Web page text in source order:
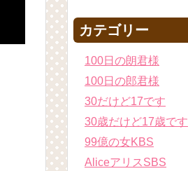
カテゴリー
100日の朗君様
100日の郎君様
30だけど17です
30歳だけど17歳です
99億の女KBS
AliceアリスSBS